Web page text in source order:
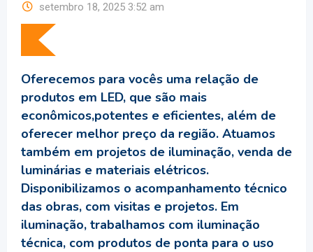
setembro 18, 2025 3:52 am
Oferecemos para vocês uma relação de
produtos em LED, que são mais
econômicos,potentes e eficientes, além de
oferecer melhor preço da região. Atuamos
também em projetos de iluminação, venda de
luminárias e materiais elétricos.
Disponibilizamos o acompanhamento técnico
das obras, com visitas e projetos. Em
iluminação, trabalhamos com iluminação
técnica, com produtos de ponta para o uso